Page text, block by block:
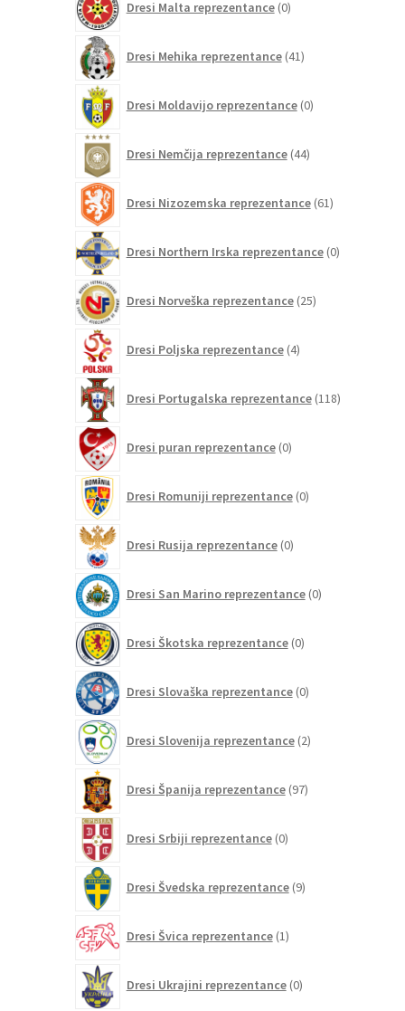
Dresi Malta reprezentance 0izdelkov
Dresi Mehika reprezentance 41izdelkov
Dresi Moldavijo reprezentance 0izdelkov
Dresi Nemčija reprezentance 44izdelkov
Dresi Nizozemska reprezentance 61izdelkov
Dresi Northern Irska reprezentance 0izdelkov
Dresi Norveška reprezentance 25izdelkov
Dresi Poljska reprezentance 4izdelki
Dresi Portugalska reprezentance 118izdelkov
Dresi puran reprezentance 0izdelkov
Dresi Romuniji reprezentance 0izdelkov
Dresi Rusija reprezentance 0izdelkov
Dresi San Marino reprezentance 0izdelkov
Dresi Škotska reprezentance 0izdelkov
Dresi Slovaška reprezentance 0izdelkov
Dresi Slovenija reprezentance 2izdelka
Dresi Španija reprezentance 97izdelkov
Dresi Srbiji reprezentance 0izdelkov
Dresi Švedska reprezentance 9izdelkov
Dresi Švica reprezentance 1izdelek
Dresi Ukrajini reprezentance 0izdelkov